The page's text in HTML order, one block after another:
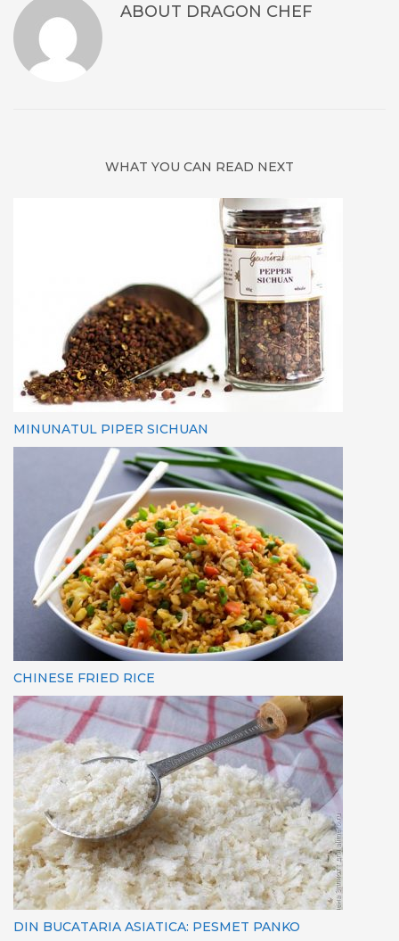
ABOUT DRAGON CHEF
WHAT YOU CAN READ NEXT
MINUNATUL PIPER SICHUAN
CHINESE FRIED RICE
DIN BUCATARIA ASIATICA: PESMET PANKO